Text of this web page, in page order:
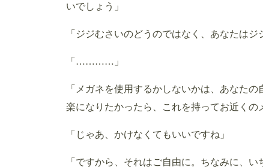
いでしょう」
「ジジむさいのどうのではなく、あなたはジ
「…………」
「メガネを使用するかしないかは、あなた
楽になりたかったら、これを持ってお近くの
「じゃあ、かけなくてもいいですね」
「ですから、それはご自由に。ちなみに、